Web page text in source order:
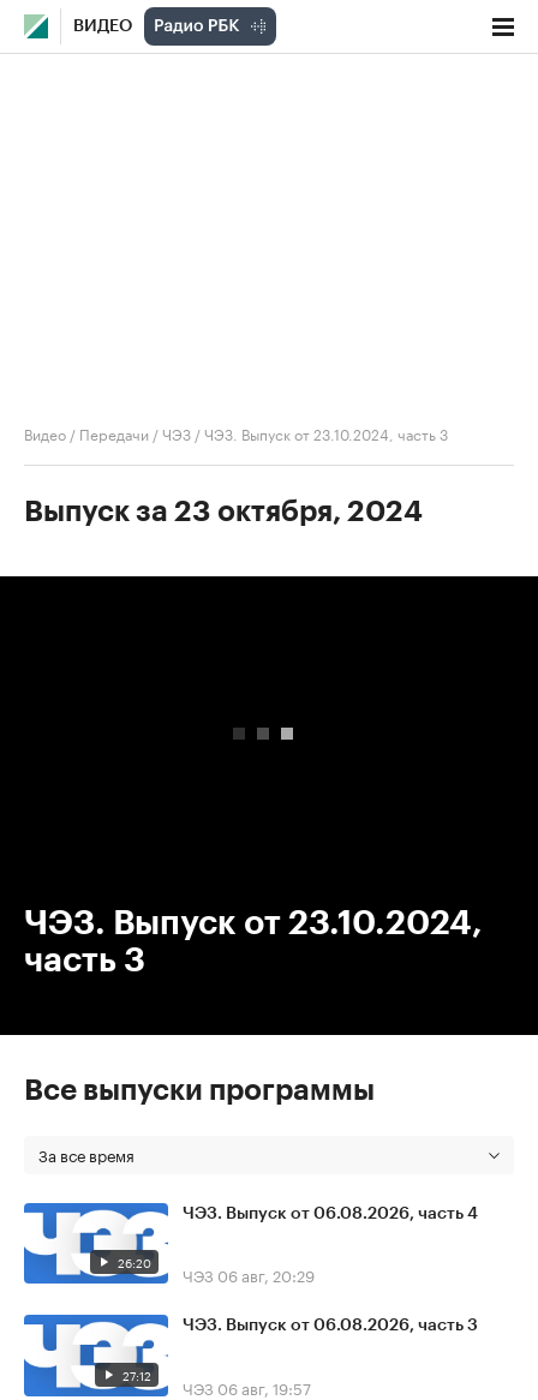
ВИДЕО
Видео / Передачи /ЧЭЗ /ЧЭЗ. Выпуск от 23.10.2024, часть 3
Выпуск за 23 октября, 2024
ЧЭЗ. Выпуск от 23.10.2024,
часть 3
Все выпуски программы
За все время
26:20
ЧЭЗ. Выпуск от 06.08.2026, часть 4
ЧЭЗ 06 авг, 20:29
27:12
ЧЭЗ. Выпуск от 06.08.2026, часть 3
ЧЭЗ 06 авг, 19:57